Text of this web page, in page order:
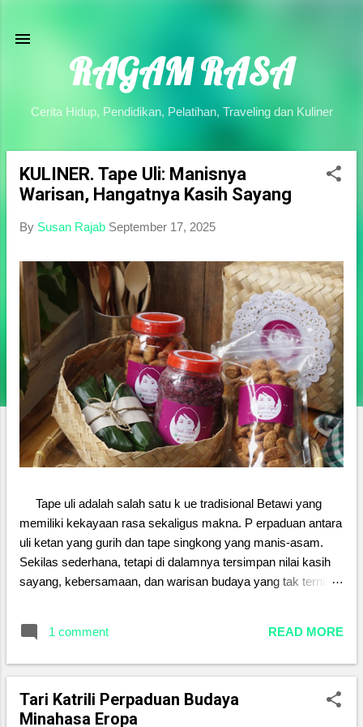
RAGAM RASA
Cerita Hidup, Pendidikan, Pelatihan, Traveling dan Kuliner
KULINER. Tape Uli: Manisnya
Warisan, Hangatnya Kasih Sayang
By Susan Rajab September 17, 2025
Tape uli adalah salah satu k ue tradisional Betawi yang
memiliki kekayaan rasa sekaligus makna. P erpaduan antara
uli ketan yang gurih dan tape singkong yang manis-asam.
Sekilas sederhana, tetapi di dalamnya tersimpan nilai kasih
sayang, kebersamaan, dan warisan budaya yang tak ternilai.
pembuatannya mengajarkan kesabaran, ketelitian, sekaligus
gempuran makanan modern, menjaga tape uli berarti
menjaga jati diri. Melestarikan kue tradisional ini bukan
sekadar mempertahankan rasa, melainkan merawat
1 comment READ MORE
Tari Katrili Perpaduan Budaya
Minahasa Eropa